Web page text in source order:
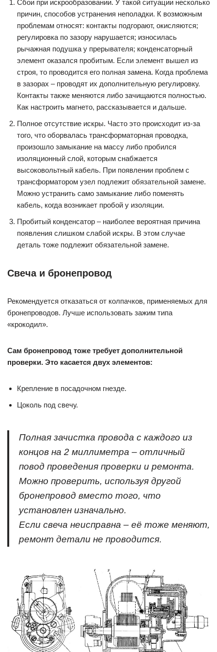
Сбои при искрообразовании. У такой ситуации несколько
причин, способов устранения неполадки. К возможным
проблемам относят: контакты подгорают, окисляются;
регулировка по зазору нарушается; износилась
рычажная подушка у прерывателя; конденсаторный
элемент оказался пробитым. Если элемент вышел из
строя, то проводится его полная замена. Когда проблема
в зазорах – проводят их дополнительную регулировку.
Контакты также меняются либо зачищаются полностью.
Как настроить магнето, рассказывается и дальше.
Полное отсутствие искры. Часто это происходит из-за
того, что оборвалась трансформаторная проводка,
произошло замыкание на массу либо пробился
изоляционный слой, которым снабжается
высоковольтный кабель. При появлении проблем с
трансформатором узел подлежит обязательной замене.
Можно устранить само замыкание либо поменять
кабель, когда возникает пробой у изоляции.
Пробитый конденсатор – наиболее вероятная причина
появления слишком слабой искры. В этом случае
деталь тоже подлежит обязательной замене.
Свеча и бронепровод
Рекомендуется отказаться от колпачков, применяемых для
бронепроводов. Лучше использовать зажим типа
«крокодил».
Сам бронепровод тоже требует дополнительной
проверки. Это касается двух элементов:
Крепление в посадочном гнезде.
Цоколь под свечу.
Полная зачистка провода с каждого из
концов на 2 миллиметра – отличный
повод проведения проверки и ремонта.
Можно проверить, используя другой
бронепровод вместо того, что
установлен изначально.
Если свеча неисправна – её тоже меняют,
ремонт детали не проводится.